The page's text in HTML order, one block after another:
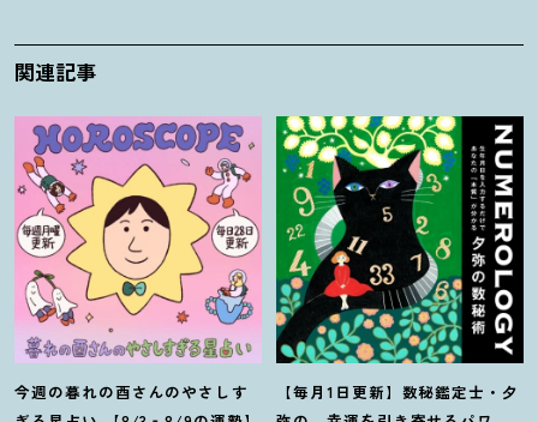
関連記事
今週の暮れの酉さんのやさしす
【毎月1日更新】数秘鑑定士・夕